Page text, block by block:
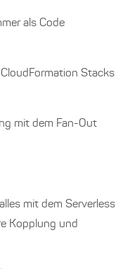
als Code
Stacks
mit dem Fan-Out
mit dem Serverless
Kopplung und